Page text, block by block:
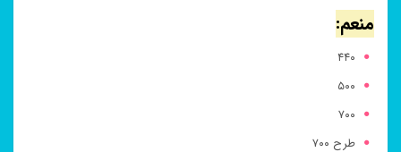
منعم:
۴۴۰
۵۰۰
۷۰۰
طرح ۷۰۰